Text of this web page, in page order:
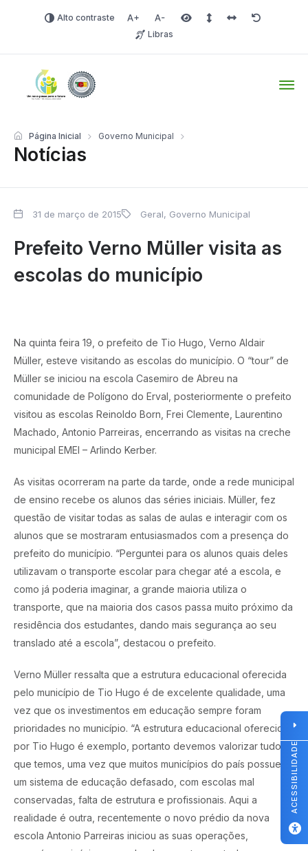
Alto contraste Aumentar fonte
Diminuir fonteÁrea selecionada
Espaçamento de linha
Espaço dos
Redefinir
Libras
Notícias
Página Inicial Governo Municipal
31 de março de 2015 Geral, Governo Municipal
Prefeito Verno Müller visita as
escolas do município
Na quinta feira 19, o prefeito de Tio Hugo, Verno Aldair
Müller, esteve visitando as escolas do município. O “tour” de
Müller se iniciou na escola Casemiro de Abreu na
comunidade de Polígono do Erval, posteriormente o prefeito
visitou as escolas Reinoldo Born, Frei Clemente, Laurentino
Machado, Antonio Parreiras, encerrando as visitas na creche
municipal EMEI – Arlindo Kerber.
As visitas ocorreram na parte da tarde, onde a rede municipal
de ensino recebe os alunos das séries iniciais. Müller, fez
questão de visitar todas as salas de aulas e interagir com os
alunos que se mostraram entusiasmados com a presença do
prefeito do município. “Perguntei para os alunos quais deles
utilizavam o transporte escolar para chegar até a escola, e
como já poderia imaginar, a grande maioria utiliza o
transporte, que na maioria dos casos passa muito próximo da
residência dos estudantes, dando mais segurança ao seu
translado até a escola”, destacou o prefeito.
Verno Müller ressalta que a estrutura educacional oferecida
pelo município de Tio Hugo é de excelente qualidade, uma
vez que os investimentos em educação sempre foram
prioridades no município. “A estrutura educacional oferecida
por Tio Hugo é exemplo, portanto devemos valorizar tudo o
que temos, uma vez que muitos municípios do país possuem
um sistema de educação defasado, com escolas mal
conservadas, falta de estrutura e profissionais. Aqui a
realidade é outra, recentemente o novo prédio da nova
escola Antonio Parreiras iniciou as suas operações,
ACESSIBILIDADE